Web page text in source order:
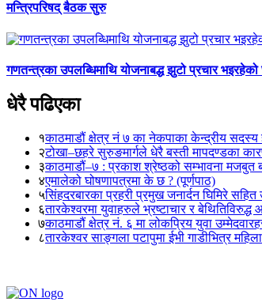
मन्त्रिपरिषद् बैठक सुरु
गणतन्त्रका उपलब्धिमाथि योजनाबद्ध झुटो प्रचार
धेरै पढिएका
१काठमाडौं क्षेत्र नं ७ का नेकपाका केन्द्रीय सदस्य
२टोखा–छहरे सुरुङमार्गले धेरै बस्ती मापदण्डका
३काठमाडौं–७ : प्रकाश श्रेष्ठको सम्भावना
४एमालेको घोषणापत्रमा के छ ? (पूर्णपाठ)
५सिंहदरबारका प्रहरी प्रमुख जनार्दन घिमिरे
६तारकेश्वरमा युवाहरुले भ्रष्टाचार र बेथितिविरुद्ध
७काठमाडौं क्षेत्र नं. ६ मा लोकप्रिय युवा
८तारकेश्वर साङ्गला पटापुमा ईभी गाडीभित्र